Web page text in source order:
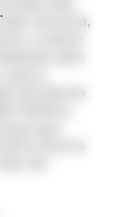
noturna,
A partir
pelo
é
da Escola
Pública,
que
diurna
de